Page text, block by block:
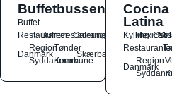
Buffetbussen
Buffet
Restauranter
Buffetrestauranter
Catering
Danmark
Region
Syddanmark
Tønder
Kommune
Skærbæk
Cocina
Latina
Kylling Ost
Danmark
Region